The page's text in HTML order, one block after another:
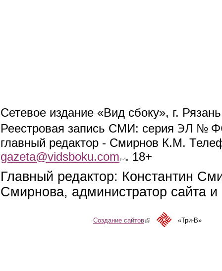
Сетевое издание «Вид сбоку», г.
Реестровая запись СМИ: серия ЭЛ №
главный редактор - Смирнов К.М.
gazeta@vidsboku.com (link sends e-mail)
. 18+
Главный редактор: Константин
Смирнова, администратор сайта
Создание сайтов(link is external)«Три-В»